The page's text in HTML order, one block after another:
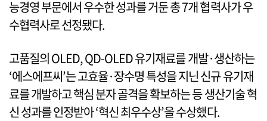
능경영 부문에서 우수한 성과를 거둔 총 7개 협력사가 우
수협력사로 선정됐다.
고품질의 OLED, QD-OLED 유기재료를 개발·생산하는
‘에스에프씨’는 고효율·장수명 특성을 지닌 신규 유기재
료를 개발하고 핵심 분자 골격을 확보하는 등 생산기술 혁
신 성과를 인정받아 ‘혁신 최우수상’을 수상했다.